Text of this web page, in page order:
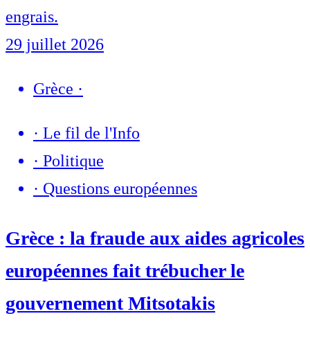
engrais.
29 juillet 2026
Grèce ·
· Le fil de l'Info
· Politique
· Questions européennes
Grèce : la fraude aux aides agricoles
européennes fait trébucher le
gouvernement Mitsotakis